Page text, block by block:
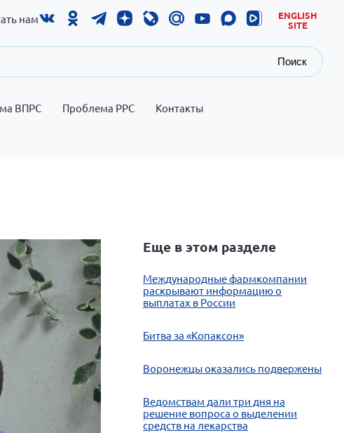
нам
ENGLISH
SITE
Поиск
ВПРС Проблема РРС Контакты
Еще в этом разделе
Международные фармкомпании
раскрывают информацию о
выплатах в России
Битва за «Копаксон»
Воронежцы оказались подвержены
Ведомствам дали три дня на
решение вопроса о выделении
средств на лекарства